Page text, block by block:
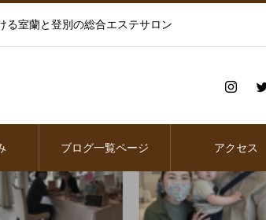
る室蘭と登別の総合エステサロン
ブログ一覧ページ アクセス